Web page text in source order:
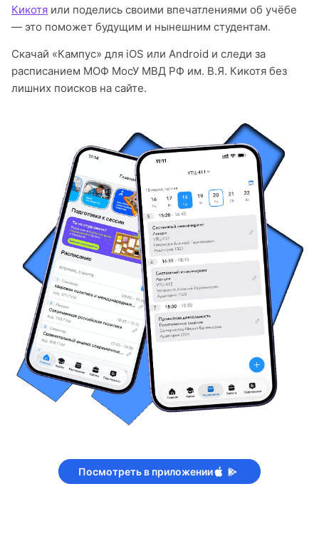
Кикотя или поделись своими впечатлениями об учёбе
— это поможет будущим и нынешним студентам.
Скачай «Кампус» для iOS или Android и следи за
расписанием МОФ МосУ МВД РФ им. В.Я. Кикотя без
лишних поисков на сайте.
Посмотреть в приложении